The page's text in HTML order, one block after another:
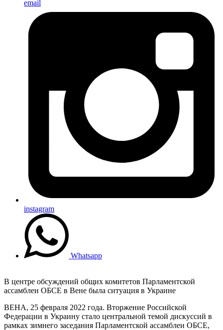
email
instagram
Whatsapp
В центре обсуждений общих комитетов Парламентской
ассамблеи ОБСЕ в Вене была ситуация в Украине
ВЕНА, 25 февраля 2022 года. Вторжение Российской
Федерации в Украину стало центральной темой дискуссий в
рамках зимнего заседания Парламентской ассамблеи ОБСЕ,